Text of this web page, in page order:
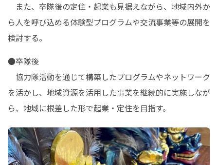
また、卒隊後の定住・起業も見据えながら、地域内外か
ら人を呼び込める体験型プログラムや交流事業等の展開を
検討する。
●卒隊後
協力隊活動を通じて構築したプログラムやネットワーク
を活かし、地域資源を活用した事業を継続的に実施しなが
ら、地域に根差した形で起業・定住を目指す。